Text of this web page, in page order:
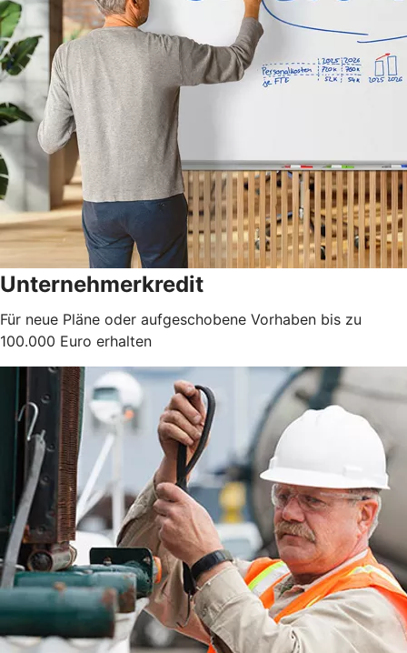
Unternehmerkredit
Für neue Pläne oder aufgeschobene Vorhaben bis zu
100.000 Euro erhalten